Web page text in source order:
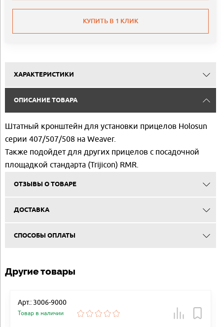
КУПИТЬ В 1 КЛИК
ХАРАКТЕРИСТИКИ
ОПИСАНИЕ ТОВАРА
Штатный кронштейн для установки прицелов Holosun
серии 407/507/508 на Weaver.
Также подойдет для других прицелов с посадочной
площадкой стандарта (Trijicon) RMR.
ОТЗЫВЫ О ТОВАРЕ
ДОСТАВКА
СПОСОБЫ ОПЛАТЫ
Другие товары
Арт.: 3006-9000
Товар в наличии